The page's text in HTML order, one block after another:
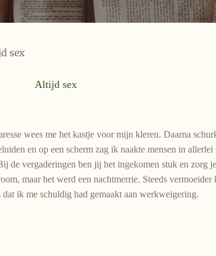
sex
Altijd sex
wees me het kastje voor mijn kleren. Daarna
en op een scherm zag ik naakte mensen in
de vergaderingen ben jij het ingekomen stuk en zorg
maar het werd een nachtmerrie. Steeds
ik me schuldig had gemaakt aan werkweigering.